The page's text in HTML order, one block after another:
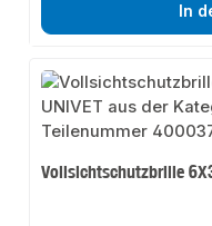
In
Vollsichtschutzbrille